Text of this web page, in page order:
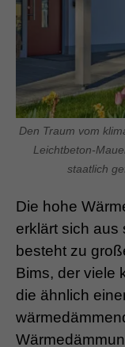
Den Traum vom
Leichtbeton-
staatlich
Die hohe
erklärt sich aus
besteht zu
Bims, der viele
die ähnlich